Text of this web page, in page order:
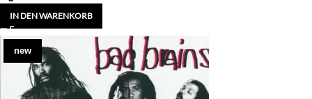
IN DEN WARENKORB
new